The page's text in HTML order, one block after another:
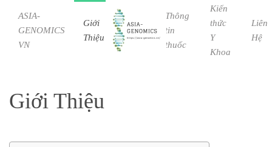
Skip to main content
ASIA-
GENOMICS
VN
Giới
Thiệu
Bệnh
Học
Thông
tin
thuốc
Kiến
thức
Y
Khoa
Liên
Hệ
Giới Thiệu